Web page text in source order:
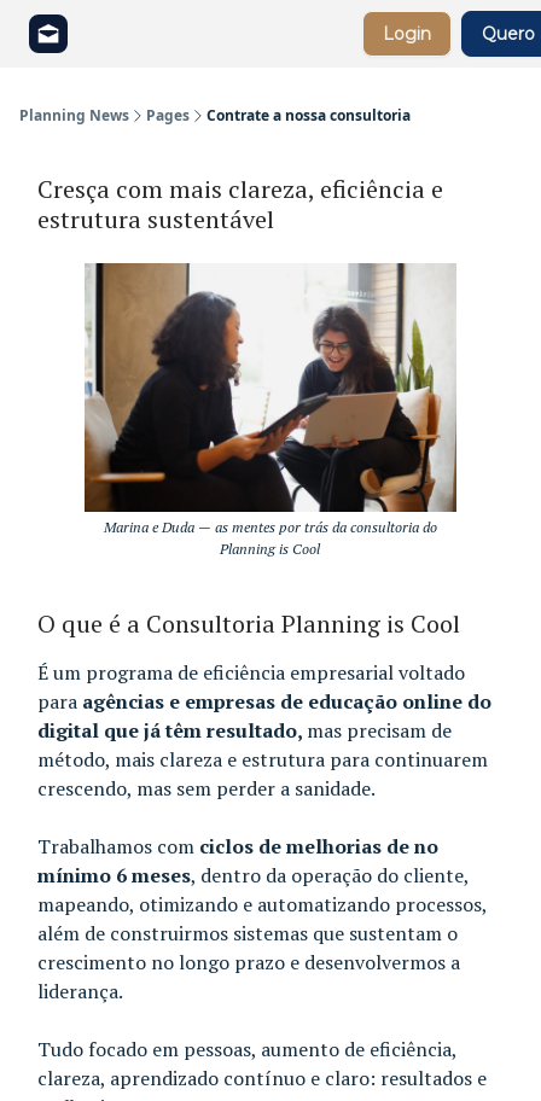
Login Quero
Planning News Pages Contrate a nossa consultoria
Cresça com mais clareza, eficiência e
estrutura sustentável
Marina e Duda — as mentes por trás da consultoria do
Planning is Cool
O que é a Consultoria Planning is Cool
É um programa de eficiência empresarial voltado
para agências e empresas de educação online do
digital que já têm resultado, mas precisam de
método, mais clareza e estrutura para continuarem
crescendo, mas sem perder a sanidade.
Trabalhamos com ciclos de melhorias de no
mínimo 6 meses, dentro da operação do cliente,
mapeando, otimizando e automatizando processos,
além de construirmos sistemas que sustentam o
crescimento no longo prazo e desenvolvermos a
liderança.
Tudo focado em pessoas, aumento de eficiência,
clareza, aprendizado contínuo e claro: resultados e